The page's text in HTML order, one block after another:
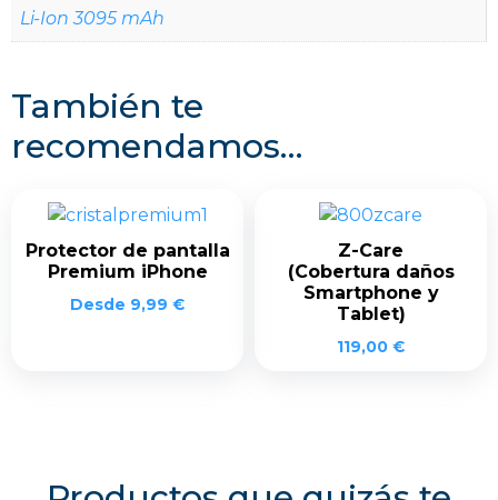
Li-Ion 3095 mAh
También te
recomendamos…
Protector de pantalla
Premium iPhone
Desde 9,99 €
Z-Care
(Cobertura daños
Smartphone y
Tablet)
119,00 €